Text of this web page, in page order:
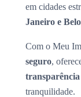
em cidades
Janeiro e
Com o Meu
seguro,
transparência
tranquilidade.